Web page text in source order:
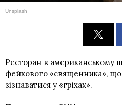
Unsplash
Ресторан в американському
фейкового «священника»,
зізнаватися у «гріхах».